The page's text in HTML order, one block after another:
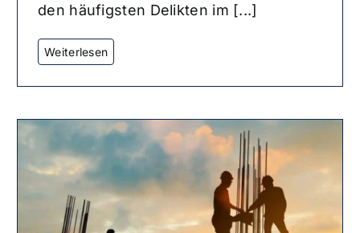
den häufigsten Delikten im [...]